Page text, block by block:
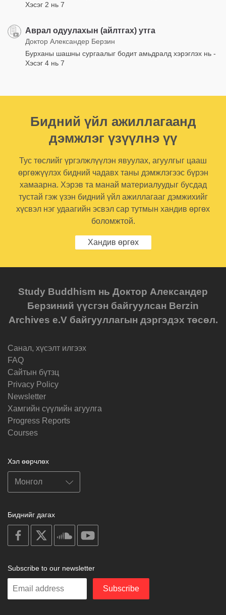
Хэсэг 2 нь 7
Аврал одуулахын (айлтгах) утга
Доктор Александер Берзин
Бурханы шашны сургаалыг бодит амьдралд хэрэглэх нь -
Хэсэг 4 нь 7
Бидний үйл ажиллагаанд
дэмжлэг үзүүлнэ үү
Тус төслийг үргэлжлүүлэн явуулах, агуулгыг цааш
өргөжүүлэх бидний чадавх таны дэмжлэгээс бүрэн
хамаарна. Хэрэв та манай материалуудыг бусдад
тустай гэж үзэн бидний үйл ажиллагааг дэмжихийг
хүсвэл нэг удаагийн эсвэл сар тутмын хандив өргөх
боломжтой.
Хандив өргөх
Study Buddhism нь Доктор Александер
Берзиний үүсгэн байгуулсан Berzin
Archives e.V байгууллагын дэргэдэх төсөл.
Санал, хүсэлт илгээх
FAQ
Cайтын бүтзц
Privacy Policy
Newsletter
Хамгийн сүүлийн агуулга
Progress Reports
Courses
Хэл өөрчлөх
Биднийг дагах
on
facebook
soundcloud
Subscribe to our newsletter
Enter
Subscribe